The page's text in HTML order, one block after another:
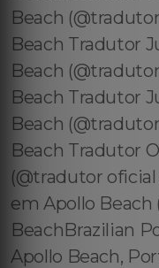
Beach
Beach Tradutor
Beach
Beach Tradutor
Beach
Beach Tradutor
(@tradutor
em Apollo
BeachBrazilian
Apollo Beach,